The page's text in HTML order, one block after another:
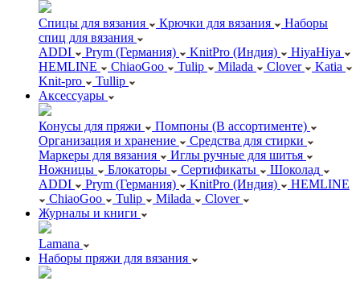
Спицы для вязания Крючки для вязания
Наборы
спиц для вязания
ADDI
Prym (Германия) KnitPro (Индия)
HiyaHiya
HEMLINE
ChiaoGoo Tulip Milada Clover
Katia
Knit-pro
Tullip
Аксессуары
Конусы для пряжи
Помпоны (В ассортименте)
Организация и хранение
Средства для стирки
Маркеры для вязания
Иглы ручные для шитья
Ножницы
Блокаторы Сертификаты
Шоколад
ADDI
Prym (Германия) KnitPro (Индия)
HEMLINE
ChiaoGoo
Tulip Milada
Clover
Журналы и книги
Lamana
Наборы пряжи для вязания